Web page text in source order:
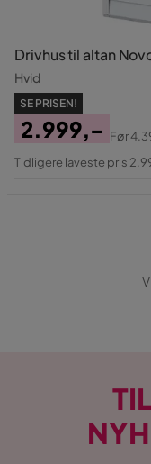
Drivhus til altan
Hvid
SE PRISEN!
Pris
2.999,-
Original
Før
Tidligere laveste pris